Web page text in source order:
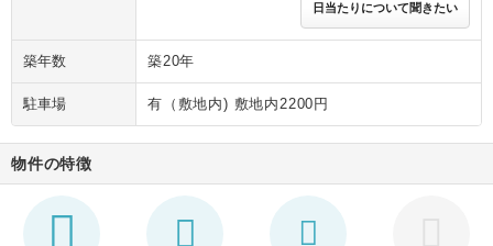
日当たりについて聞きたい
築年数 築20年
駐車場 有（敷地内) 敷地内2200円
物件の特徴